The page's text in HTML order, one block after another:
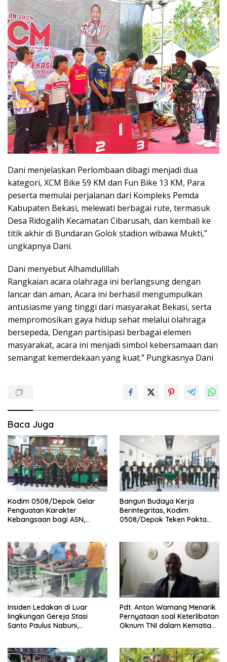
Dani menjelaskan Perlombaan dibagi menjadi dua
kategori, XCM Bike 59 KM dan Fun Bike 13 KM, Para
peserta memulai perjalanan dari Kompleks Pemda
Kabupaten Bekasi, melewati berbagai rute, termasuk
Desa Ridogalih Kecamatan Cibarusah, dan kembali ke
titik akhir di Bundaran Golok stadion wibawa Mukti,”
ungkapnya Dani.
Dani menyebut Alhamdulillah
Rangkaian acara olahraga ini berlangsung dengan
lancar dan aman, Acara ini berhasil mengumpulkan
antusiasme yang tinggi dari masyarakat Bekasi, serta
mempromosikan gaya hidup sehat melalui olahraga
bersepeda, Dengan partisipasi berbagai elemen
masyarakat, acara ini menjadi simbol kebersamaan dan
semangat kemerdekaan yang kuat.” Pungkasnya Dani
Baca Juga
Kodim 0508/Depok Gelar
Penguatan Karakter
Kebangsaan bagi ASN,
Bangun Budaya Kerja
Berintegritas, Kodim
0508/Depok Teken Pakta
Insiden Ledakan di Luar
lingkungan Gereja Stasi
Santo Paulus Nabuni,
Pdt. Anton Wamang Menarik
Pernyataan soal Keterlibatan
Oknum TNI dalam Kematian